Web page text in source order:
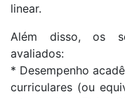
linear.
Além disso, os
avaliados:
* Desempenho
curriculares (ou